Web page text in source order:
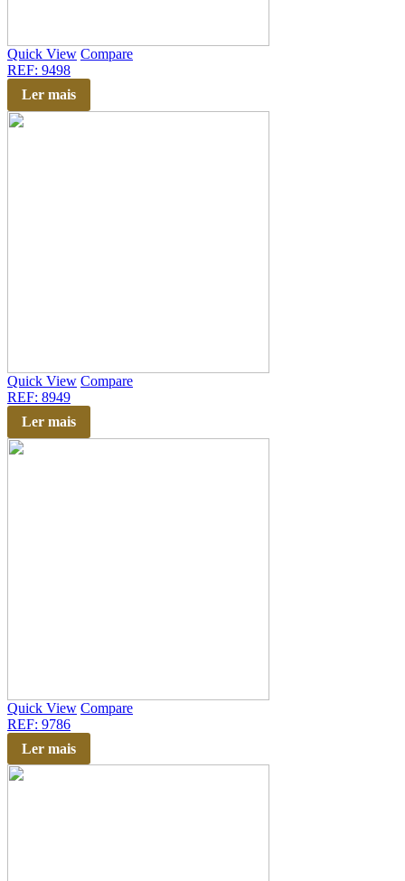
Quick View Compare
REF: 9498
Ler mais
Quick View Compare
REF: 8949
Ler mais
Quick View Compare
REF: 9786
Ler mais